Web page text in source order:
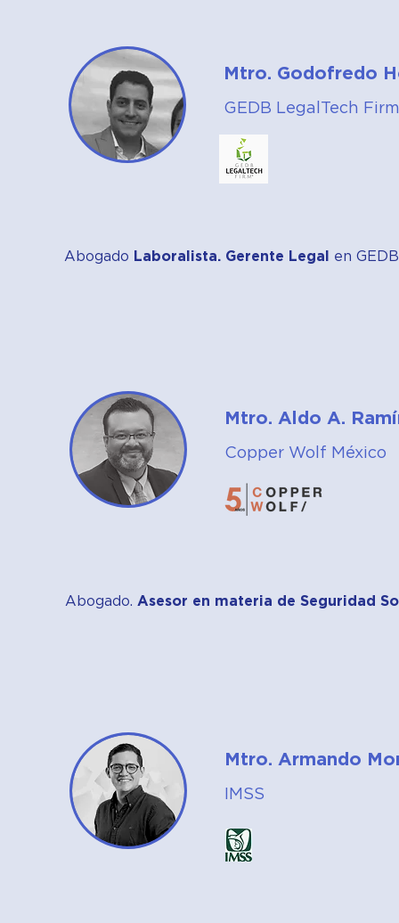
Mtro. Godofredo
GEDB LegalTech Firm
Abogado Laboralista. Gerente Legal en
Mtro. Aldo A.
Copper Wolf México
Abogado. Asesor en materia de Seguridad
Mtro. Armando
IMSS